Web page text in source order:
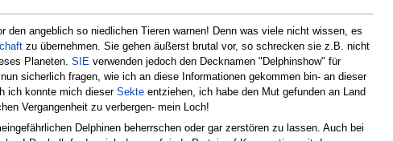
den angeblich so niedlichen Tieren warnen! Denn was viele nicht wissen, es
zu übernehmen. Sie gehen äußerst brutal vor, so schrecken sie z.B. nicht
Planeten. SIE verwenden jedoch den Decknamen "Delphinshow" für
sicherlich fragen, wie ich an diese Informationen gekommen bin- an dieser
ich konnte mich dieser Sekte entziehen, ich habe den Mut gefunden an Land
Vergangenheit zu verbergen- mein Loch!
Delphinen beherrschen oder gar zerstören zu lassen. Auch bei